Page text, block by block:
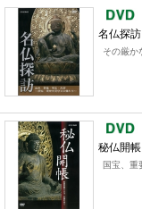
名仏探訪
その厳か
秘仏開
国宝、重